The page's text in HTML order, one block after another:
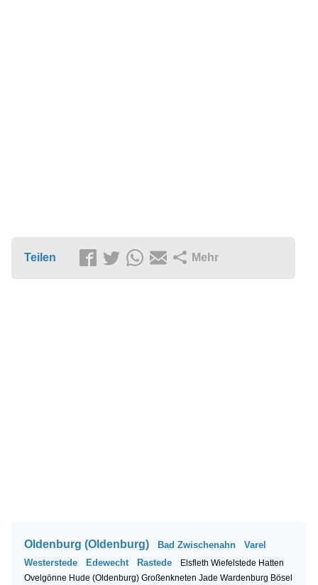
Teilen Mehr
Oldenburg (Oldenburg) Bad Zwischenahn
Varel
Westerstede
Edewecht Rastede Elsfleth Wiefelstede Hatten
Ovelgönne Hude (Oldenburg) Großenkneten Jade Wardenburg Bösel